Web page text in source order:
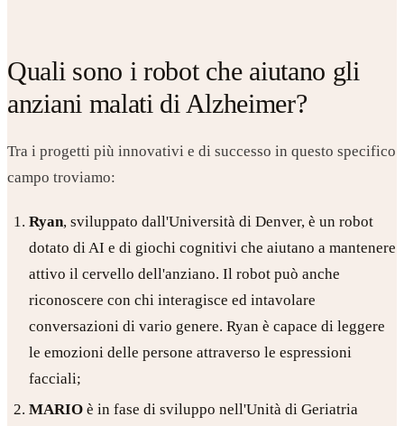
Quali sono i robot che aiutano gli
anziani malati di Alzheimer?
Tra i progetti più innovativi e di successo in questo specifico
campo troviamo:
Ryan, sviluppato dall'Università di Denver, è un robot
dotato di AI e di giochi cognitivi che aiutano a mantenere
attivo il cervello dell'anziano. Il robot può anche
riconoscere con chi interagisce ed intavolare
conversazioni di vario genere. Ryan è capace di leggere
le emozioni delle persone attraverso le espressioni
facciali;
MARIO è in fase di sviluppo nell'Unità di Geriatria